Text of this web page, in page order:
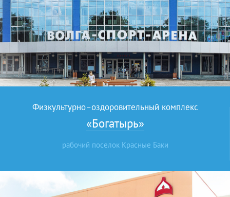
Физкультурно–оздоровительный комплекс
«Богатырь»
рабочий поселок Красные Баки